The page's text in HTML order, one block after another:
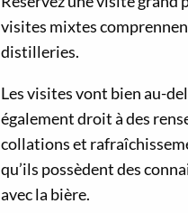
visites mixtes
distilleries.
Les visites vont bien au-
également droit à des
collations et
qu’ils possèdent des
avec la bière.